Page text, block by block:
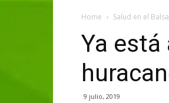
Home Salud en el
Ya
9 julio, 2019